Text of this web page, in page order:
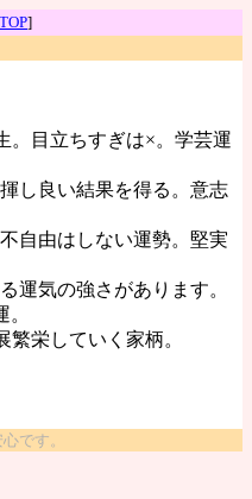
TOP]
。目立ちすぎは×。学芸運
し良い結果を得る。意志
自由はしない運勢。堅実
運気の強さがあります。
栄していく家柄。
です。